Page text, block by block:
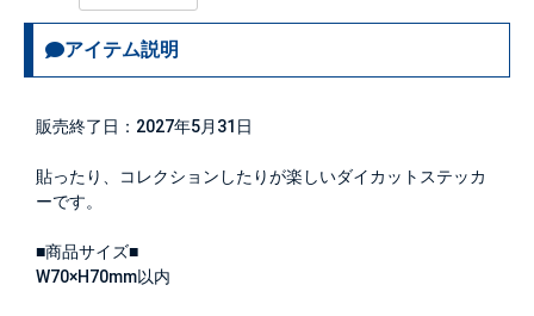
アイテム説明
販売終了日：2027年5月31日
貼ったり、コレクションしたりが楽しいダイカットステッカ
ーです。
■商品サイズ■
W70×H70mm以内